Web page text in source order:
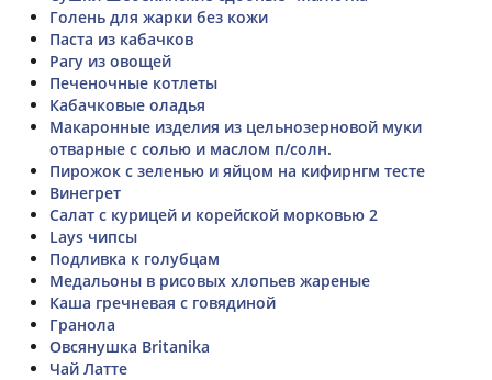
Голень для жарки без кожи
Паста из кабачков
Рагу из овощей
Печеночные котлеты
Кабачковые оладья
Макаронные изделия из цельнозерновой муки
отварные с солью и маслом п/солн.
Пирожок с зеленью и яйцом на кифирнгм тесте
Винегрет
Салат с курицей и корейской морковью 2
Lays чипсы
Подливка к голубцам
Медальоны в рисовых хлопьев жареные
Каша гречневая с говядиной
Гранола
Овсянушка Britanika
Чай Латте